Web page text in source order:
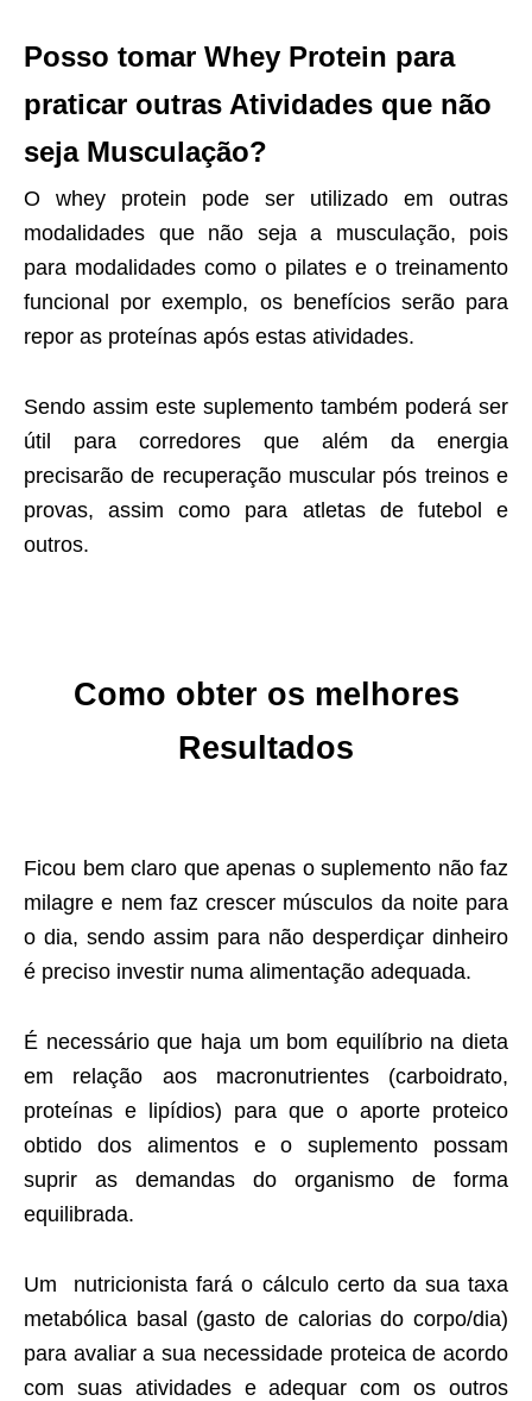
Posso tomar Whey Protein para
praticar outras Atividades que não
seja Musculação?
O whey protein pode ser utilizado em outras
modalidades que não seja a musculação, pois
para modalidades como o pilates e o treinamento
funcional por exemplo, os benefícios serão para
repor as proteínas após estas atividades.
Sendo assim este suplemento também poderá ser
útil para corredores que além da energia
precisarão de recuperação muscular pós treinos e
provas, assim como para atletas de futebol e
outros.
Como obter os melhores
Resultados
Ficou bem claro que apenas o suplemento não faz
milagre e nem faz crescer músculos da noite para
o dia, sendo assim para não desperdiçar dinheiro
é preciso investir numa alimentação adequada.
É necessário que haja um bom equilíbrio na dieta
em relação aos macronutrientes (carboidrato,
proteínas e lipídios) para que o aporte proteico
obtido dos alimentos e o suplemento possam
suprir as demandas do organismo de forma
equilibrada.
Um nutricionista fará o cálculo certo da sua taxa
metabólica basal (gasto de calorias do corpo/dia)
para avaliar a sua necessidade proteica de acordo
com suas atividades e adequar com os outros